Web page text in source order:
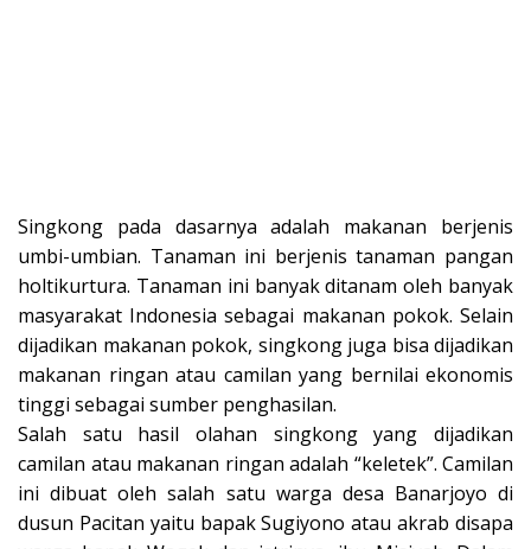
Singkong pada dasarnya adalah makanan berjenis
umbi-umbian. Tanaman ini berjenis tanaman pangan
holtikurtura. Tanaman ini banyak ditanam oleh banyak
masyarakat Indonesia sebagai makanan pokok. Selain
dijadikan makanan pokok, singkong juga bisa dijadikan
makanan ringan atau camilan yang bernilai ekonomis
tinggi sebagai sumber penghasilan.
Salah satu hasil olahan singkong yang dijadikan
camilan atau makanan ringan adalah “keletek”. Camilan
ini dibuat oleh salah satu warga desa Banarjoyo di
dusun Pacitan yaitu bapak Sugiyono atau akrab disapa